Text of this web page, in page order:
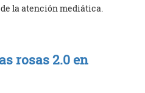
la atención mediática.
rosas 2.0 en